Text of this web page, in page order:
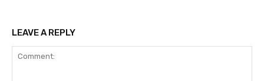
LEAVE A REPLY